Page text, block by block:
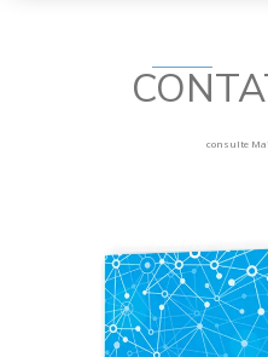
consulte